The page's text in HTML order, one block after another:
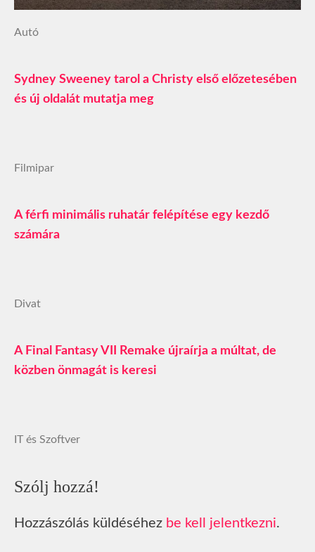
Autó
Sydney Sweeney tarol a Christy első előzetesében
és új oldalát mutatja meg
Filmipar
A férfi minimális ruhatár felépítése egy kezdő
számára
Divat
A Final Fantasy VII Remake újraírja a múltat, de
közben önmagát is keresi
IT és Szoftver
Szólj hozzá!
Hozzászólás küldéséhez be kell jelentkezni.